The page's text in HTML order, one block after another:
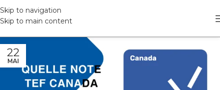
Skip to navigation
Skip to main content
22
MAI